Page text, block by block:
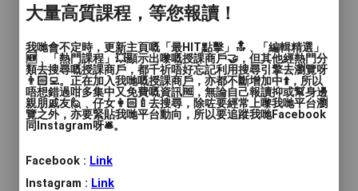
✨試堂價 | $100/ 1堂✨
即日報名可免試堂費用
🔵 3-5歲 Dance Basic (1hr)
💰學費：$190 x 8堂
🟡 6-8歲 Hip Hop (1hr)
大量高質課程，等您報讀！
我哋會不定時，更新主頁嘅「最HIT點擊」🔝﹑「編輯精選」
🆕﹑「熱門課程」💥顯示出嚟嘅授課商戶🤝，但其他經熱門分
類去搜尋嘅授課商戶，都千祈唔好忘記利用搜尋引擎去瀏覽呀
👨🏻‍💻。正在加入我哋嘅授課商戶，亦都不斷增加中⬆️，所以
唔想錯過咁多集中又免費嘅資訊🆓，無論自己報讀抑或幫身邊
親朋戚友🙋﹑仔女👩🏻‍🍼去搜尋，除咗要經常上嚟我哋平台瀏
覽之外，亦要緊貼我哋平台動向，所以要追蹤我哋Facebook
同Instagram呀🛎️。
Facebook : Link
Instagram : Link